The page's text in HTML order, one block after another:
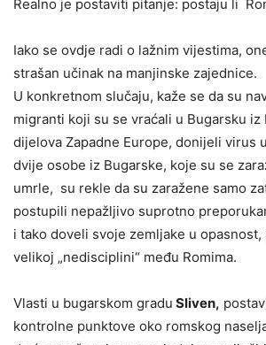
Realno je postaviti pitanje: postaju li
Iako se ovdje radi o lažnim vijestima,
strašan učinak na manjinske zajednice.
U konkretnom slučaju, kaže se da su
migranti koji su se vraćali u Bugarsku iz
dijelova Zapadne Europe, donijeli virus
dvije osobe iz Bugarske, koje su se
umrle, su rekle da su zaražene samo
postupili nepažljivo suprotno
i tako doveli svoje zemljake u opasnost,
velikoj „nedisciplini“ među Romima.
Vlasti u bugarskom gradu Sliven,
kontrolne punktove oko romskog